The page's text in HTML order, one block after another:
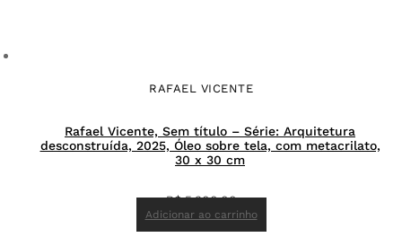
RAFAEL VICENTE
Rafael Vicente, Sem título – Série: Arquitetura
desconstruída, 2025, Óleo sobre tela, com metacrilato,
30 x 30 cm
R$5.300,00
Adicionar ao carrinho